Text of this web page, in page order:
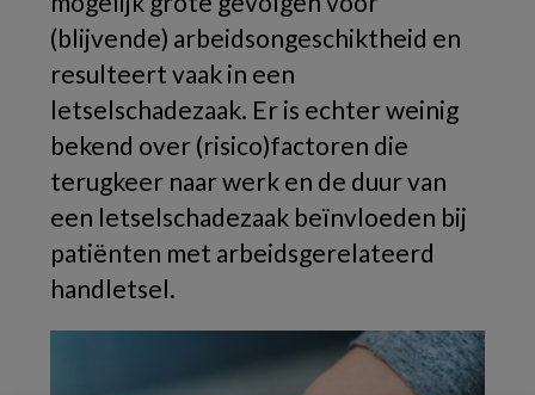
(blijvende) arbeidsongeschiktheid en
resulteert vaak in een
letselschadezaak. Er is echter weinig
bekend over (risico)factoren die
terugkeer naar werk en de duur van
een letselschadezaak beïnvloeden bij
patiënten met arbeidsgerelateerd
handletsel.